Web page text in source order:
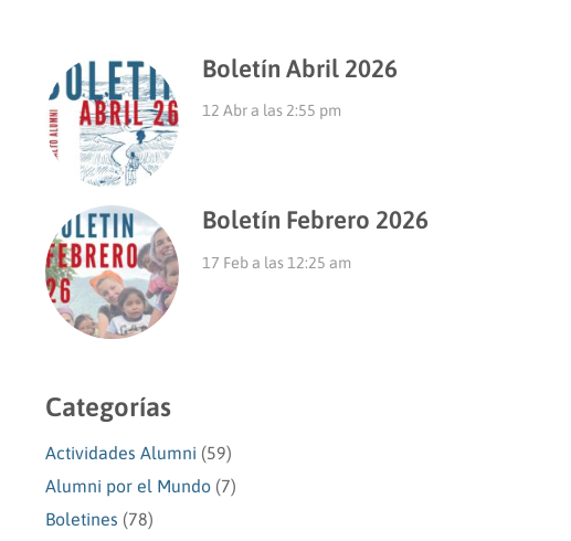
Boletín Abril 2026
12 Abr a las 2:55 pm
Boletín Febrero 2026
17 Feb a las 12:25 am
Categorías
Actividades Alumni (59)
Alumni por el Mundo (7)
Boletines (78)